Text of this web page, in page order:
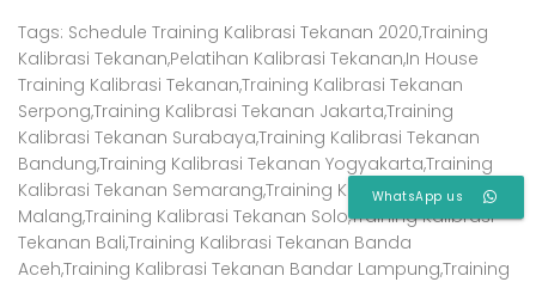
Tags: Schedule Training Kalibrasi Tekanan 2020,Training
Kalibrasi Tekanan,Pelatihan Kalibrasi Tekanan,In House
Training Kalibrasi Tekanan,Training Kalibrasi Tekanan
Serpong,Training Kalibrasi Tekanan Jakarta,Training
Kalibrasi Tekanan Surabaya,Training Kalibrasi Tekanan
Bandung,Training Kalibrasi Tekanan Yogyakarta,Training
Kalibrasi Tekanan Semarang,Training Kalibrasi Tekanan
Malang,Training Kalibrasi Tekanan Solo,Training Kalibrasi
Tekanan Bali,Training Kalibrasi Tekanan Banda
Aceh,Training Kalibrasi Tekanan Bandar Lampung,Training
WhatsApp us